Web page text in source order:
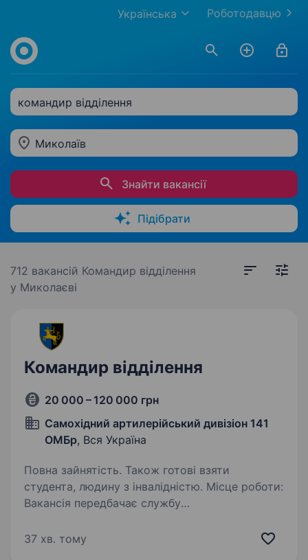
Роботодавцю
Українська
командир відділення
Миколаїв
Знайти вакансії
Підібрати
712 вакансій Командир відділення
у Миколаєві
Командир відділення
20 000 – 120 000 грн
Самохідний артилерійський дивізіон 141
ОМБр, Вся Україна
Повна зайнятість. Також готові взяти
студента, людину з інвалідністю. Місце роботи:
Вакансія передбачає службу
Шукаємо кандидатів, які мають досвід,
37 хв. тому